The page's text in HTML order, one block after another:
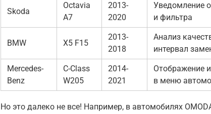
Skoda
Octavia
A7
2013-
2020
Уведомление
и фильтра
BMW X5 F15
2013-
2018
Анализ
интервал
Mercedes-
Benz
C-Class
W205
2014-
2021
Отображение
в меню
Но это далеко не все! Например, в автомобилях